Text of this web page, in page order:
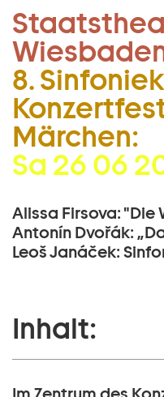
Zum Hauptinhalt
Zum Footer
8.
Märchen:
Sa 26 06
Alissa Firsova: "Die
Antonín Dvořák:
Leoš Janáček:
Inhalt: